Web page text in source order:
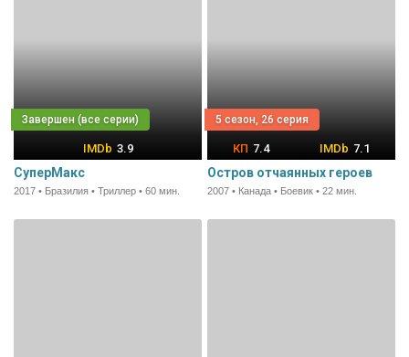
3.9
СуперМакс
2017 • Бразилия • Триллер • 60 мин.
5 сезон, 26 серия
7.4 7.1
Остров отчаянных героев
2007 • Канада • Боевик • 22 мин.